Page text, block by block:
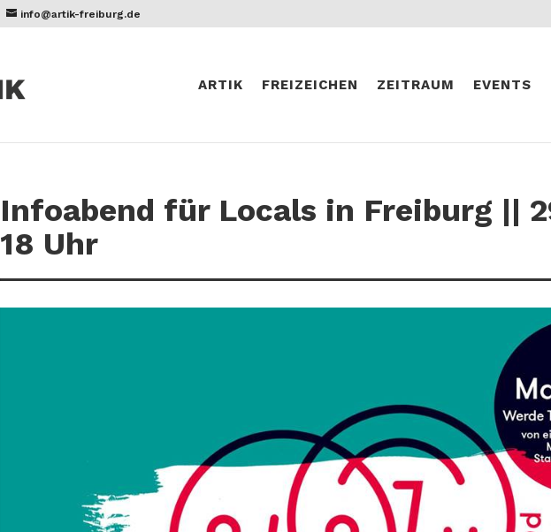
info@artik-freiburg.de
ARTIK FREIZEICHEN ZEITRAUM EVENTS
Infoabend für Locals in Freiburg ||
18 Uhr